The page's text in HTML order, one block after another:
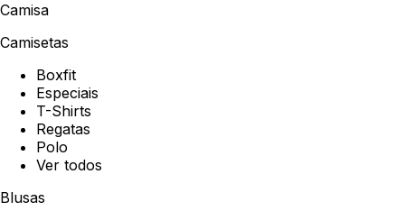
Camisa
Camisetas
Boxfit
Especiais
T-Shirts
Regatas
Polo
Ver todos
Blusas